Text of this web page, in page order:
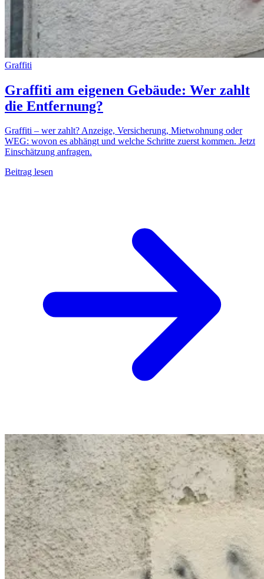
Graffiti
Graffiti am eigenen Gebäude: Wer zahlt
die Entfernung?
Graffiti – wer zahlt? Anzeige, Versicherung, Mietwohnung oder
WEG: wovon es abhängt und welche Schritte zuerst kommen. Jetzt
Einschätzung anfragen.
Beitrag lesen